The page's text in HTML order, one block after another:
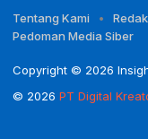
Tentang Kami
Pedoman Media Siber
Copyright © 2026
© 2026 PT Digital